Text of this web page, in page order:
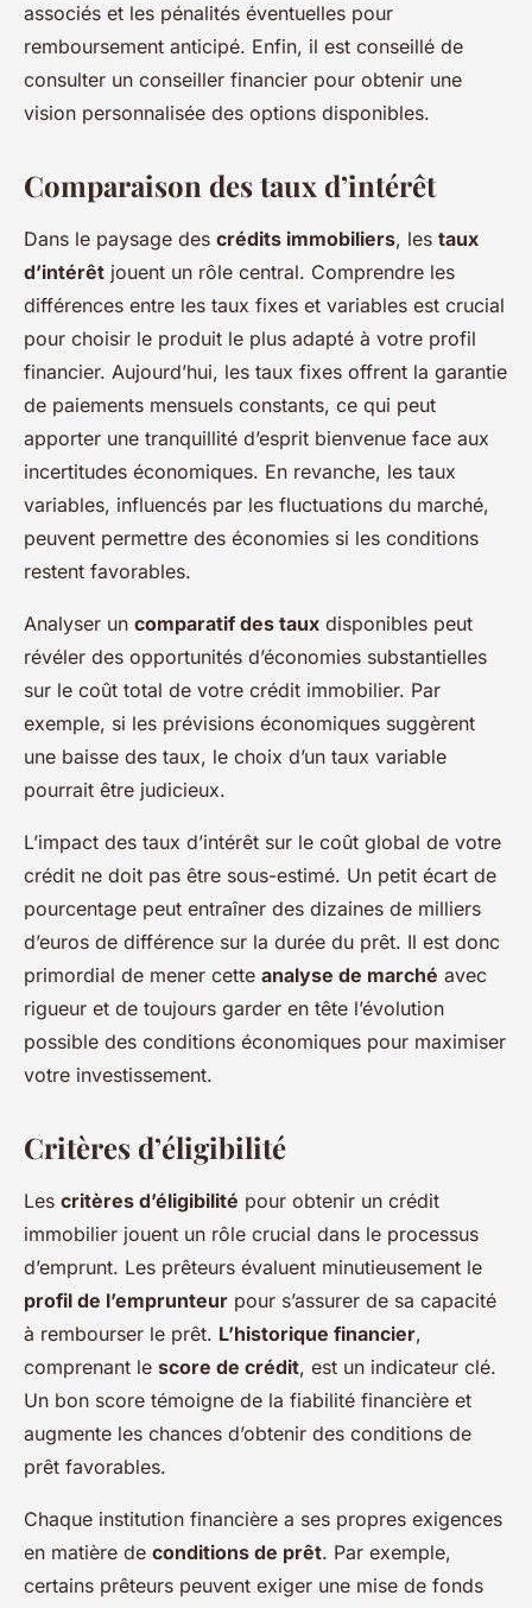
associés et les pénalités éventuelles pour
remboursement anticipé. Enfin, il est conseillé de
consulter un conseiller financier pour obtenir une
vision personnalisée des options disponibles.
Comparaison des taux d’intérêt
Dans le paysage des crédits immobiliers, les taux
d’intérêt jouent un rôle central. Comprendre les
différences entre les taux fixes et variables est crucial
pour choisir le produit le plus adapté à votre profil
financier. Aujourd’hui, les taux fixes offrent la garantie
de paiements mensuels constants, ce qui peut
apporter une tranquillité d’esprit bienvenue face aux
incertitudes économiques. En revanche, les taux
variables, influencés par les fluctuations du marché,
peuvent permettre des économies si les conditions
restent favorables.
Analyser un comparatif des taux disponibles peut
révéler des opportunités d’économies substantielles
sur le coût total de votre crédit immobilier. Par
exemple, si les prévisions économiques suggèrent
une baisse des taux, le choix d’un taux variable
pourrait être judicieux.
L’impact des taux d’intérêt sur le coût global de votre
crédit ne doit pas être sous-estimé. Un petit écart de
pourcentage peut entraîner des dizaines de milliers
d’euros de différence sur la durée du prêt. Il est donc
primordial de mener cette analyse de marché avec
rigueur et de toujours garder en tête l’évolution
possible des conditions économiques pour maximiser
votre investissement.
Critères d’éligibilité
Les critères d’éligibilité pour obtenir un crédit
immobilier jouent un rôle crucial dans le processus
d’emprunt. Les prêteurs évaluent minutieusement le
profil de l’emprunteur pour s’assurer de sa capacité
à rembourser le prêt. L’historique financier,
comprenant le score de crédit, est un indicateur clé.
Un bon score témoigne de la fiabilité financière et
augmente les chances d’obtenir des conditions de
prêt favorables.
Chaque institution financière a ses propres exigences
en matière de conditions de prêt. Par exemple,
certains prêteurs peuvent exiger une mise de fonds